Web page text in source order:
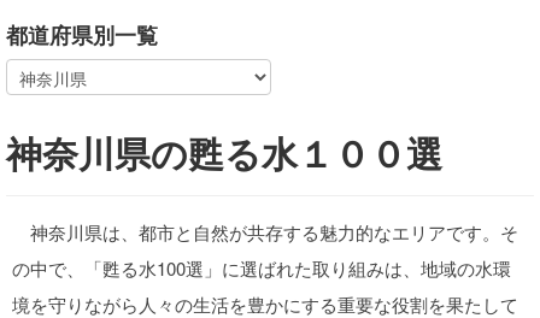
都道府県別一覧
神奈川県の甦る水１００選
神奈川県は、都市と自然が共存する魅力的なエリアです。そ
の中で、「甦る水100選」に選ばれた取り組みは、地域の水環
境を守りながら人々の生活を豊かにする重要な役割を果たして